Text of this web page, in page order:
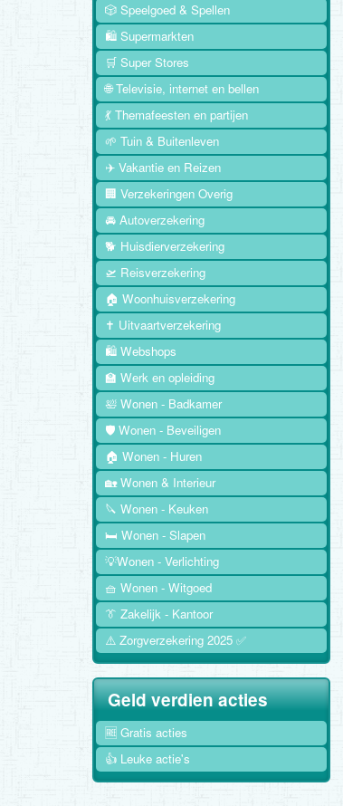
🎲 Speelgoed & Spellen
🛍️ Supermarkten
🛒 Super Stores
🌐 Televisie, internet en bellen
💃 Themafeesten en partijen
🌱 Tuin & Buitenleven
✈️ Vakantie en Reizen
🏢 Verzekeringen Overig
🚘 Autoverzekering
🐕 Huisdierverzekering
🛫 Reisverzekering
🏠 Woonhuisverzekering
✝️ Uitvaartverzekering
🛍️ Webshops
🏫 Werk en opleiding
🛀 Wonen - Badkamer
🛡️ Wonen - Beveiligen
🏠 Wonen - Huren
🏡 Wonen & Interieur
🔪 Wonen - Keuken
🛏️ Wonen - Slapen
💡Wonen - Verlichting
🧺 Wonen - Witgoed
👔 Zakelijk - Kantoor
⚠️ Zorgverzekering 2025 ✅
Geld verdien acties
🆓 Gratis acties
👍 Leuke actie's